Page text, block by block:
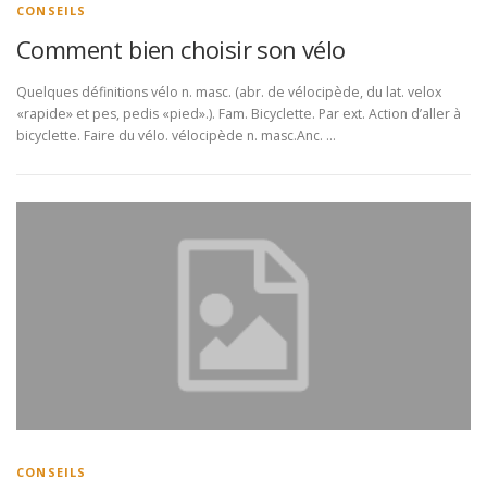
CONSEILS
Comment bien choisir son vélo
Quelques définitions vélo n. masc. (abr. de vélocipède, du lat. velox
«rapide» et pes, pedis «pied».). Fam. Bicyclette. Par ext. Action d’aller à
bicyclette. Faire du vélo. vélocipède n. masc.Anc. …
CONSEILS